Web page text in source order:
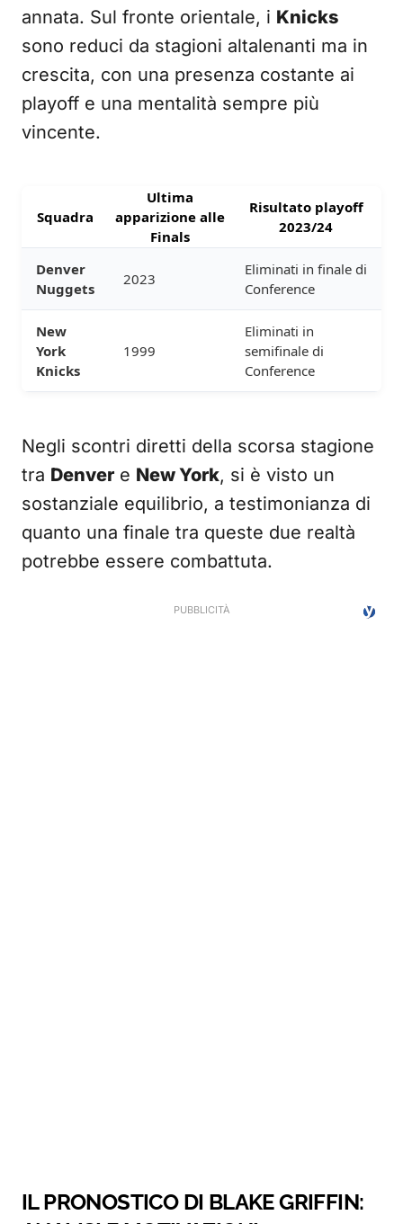
annata. Sul fronte orientale, i Knicks
sono reduci da stagioni altalenanti ma in
crescita, con una presenza costante ai
playoff e una mentalità sempre più
vincente.
Squadra
Ultima
apparizione alle
Finals
Risultato playoff
2023/24
Denver
Nuggets
2023
Eliminati in finale di
Conference
New
York
Knicks
1999
Eliminati in
semifinale di
Conference
Negli scontri diretti della scorsa stagione
tra Denver e New York, si è visto un
sostanziale equilibrio, a testimonianza di
quanto una finale tra queste due realtà
potrebbe essere combattuta.
IL PRONOSTICO DI BLAKE GRIFFIN: